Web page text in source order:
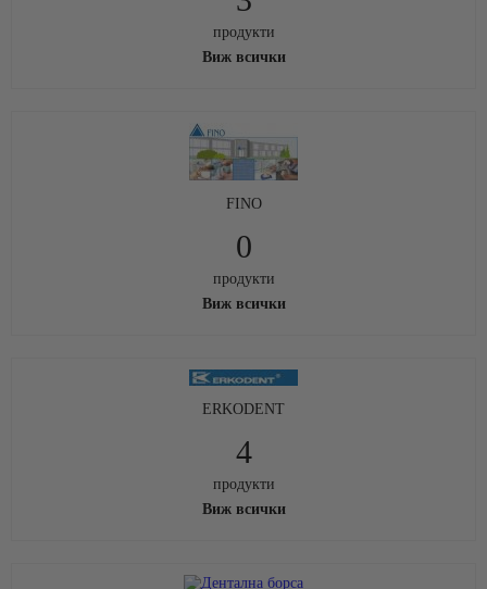
продукти
Виж всички
FINO
0
продукти
Виж всички
ERKODENT
4
продукти
Виж всички